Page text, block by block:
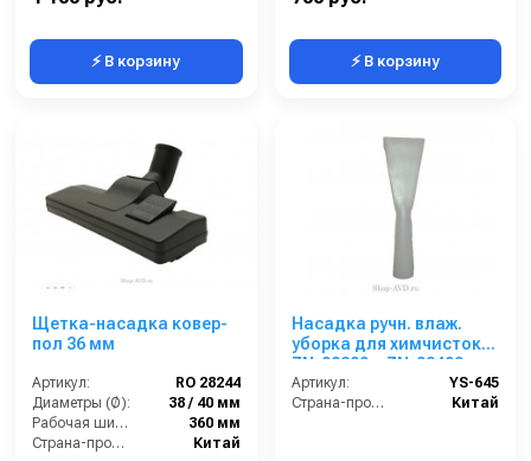
⚡ В корзину ⚡ В корзину
Щетка-насадка ковер-
пол 36 мм
Артикул:
RO 28244
Диаметры (Ø):
38 / 40 мм
Рабочая ширина:
360 мм
Страна-производитель:
Китай
Насадка ручн. влаж.
уборка для химчисток
ZN-02300 и ZN-02400
Артикул:
YS-645
Страна-производитель:
Китай